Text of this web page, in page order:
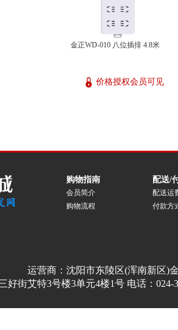
金正WD-010 八位插排 4.8米
价格授权会员可见
购物指南
会员简介
购物流程
配送/
配送运
付款方
运营商：沈阳市东陵区(浑南新区)
好街艾特3号楼3单元4楼1号 电话：024-